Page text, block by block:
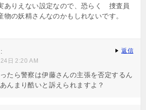
ありえない設定なので、恐らく 捜査員
物の妖精さんなのかもしれないです。
日 2:20 AM
たら警察は伊藤さんの主張を否定するん
んまり酷いと訴えられますよ？
返信